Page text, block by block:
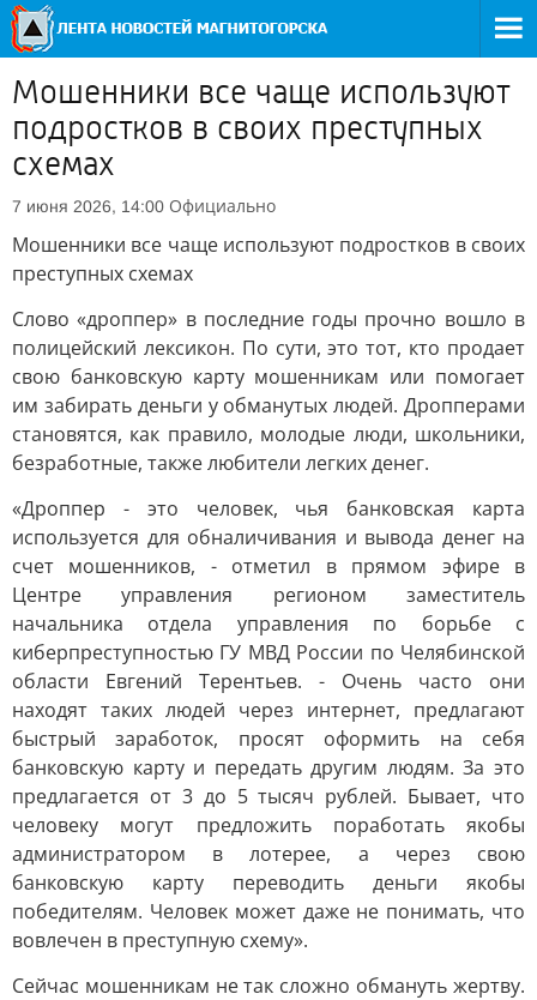
Мошенники все чаще используют
подростков в своих преступных
схемах
7 июня 2026, 14:00 Официально
Мошенники все чаще используют подростков в своих
преступных схемах
Слово «дроппер» в последние годы прочно вошло в
полицейский лексикон. По сути, это тот, кто продает
свою банковскую карту мошенникам или помогает
им забирать деньги у обманутых людей. Дропперами
становятся, как правило, молодые люди, школьники,
безработные, также любители легких денег.
«Дроппер - это человек, чья банковская карта
используется для обналичивания и вывода денег на
счет мошенников, - отметил в прямом эфире в
Центре управления регионом заместитель
начальника отдела управления по борьбе с
киберпреступностью ГУ МВД России по Челябинской
области Евгений Терентьев. - Очень часто они
находят таких людей через интернет, предлагают
быстрый заработок, просят оформить на себя
банковскую карту и передать другим людям. За это
предлагается от 3 до 5 тысяч рублей. Бывает, что
человеку могут предложить поработать якобы
администратором в лотерее, а через свою
банковскую карту переводить деньги якобы
победителям. Человек может даже не понимать, что
вовлечен в преступную схему».
Сейчас мошенникам не так сложно обмануть жертву.